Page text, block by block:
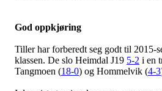
God oppkjøring
Tiller har forberedt seg godt til 2015-
klassen. De slo Heimdal J19 5-2 i en
Tangmoen (18-0) og Hommelvik (4-3